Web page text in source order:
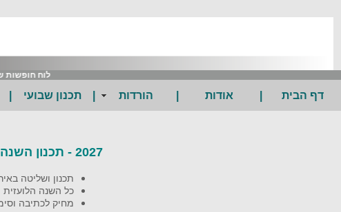
לוח חופשות
דף הבית אודות הורדות תכנון שבועי
2027 - תכנון השנה הלועזית
תכנון ושליטה
כל השנה הלועזית
מחיק לכתיבה